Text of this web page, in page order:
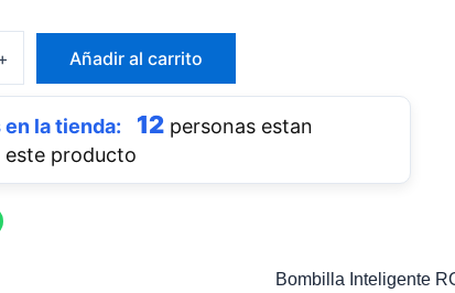
Añadir al carrito
12 personas estan
este producto
Bombilla Inteligente